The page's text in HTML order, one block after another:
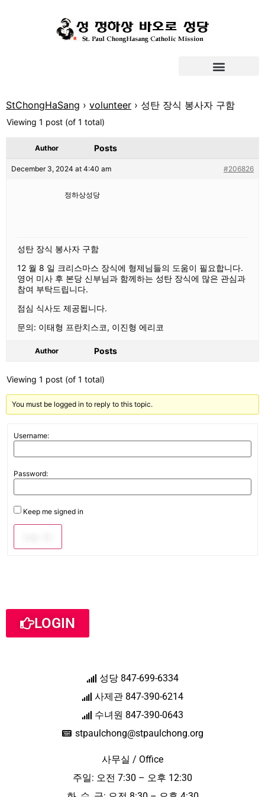
StChongHaSang › volunteer › 성탄 장식 봉사자 구함
Viewing 1 post (of 1 total)
Author Posts
December 3, 2024 at 4:40 am #206826
정하상성당
성탄 장식 봉사자 구함
12 월 8 일 크리스마스 장식에 형제님들의 도움이 필요합니다.
영어 미사 후 본당 신부님과 함께하는 성탄 장식에 많은 관심과
참여 부탁드립니다.
점심 식사도 제공됩니다.
문의: 이태형 프란치스코, 이진형 에리코
Author Posts
Viewing 1 post (of 1 total)
You must be logged in to reply to this topic.
Username:
Password:
Keep me signed in
LOGIN
성당 847-699-6334
사제관 847-390-6214
수녀원 847-390-0643
stpaulchong@stpaulchong.org
사무실 / Office
주일: 오전 7:30 – 오후 12:30